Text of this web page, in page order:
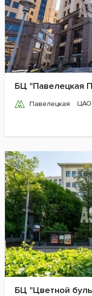
БЦ "Павелецкая
Павелецкая ЦАО
БЦ "Цветной